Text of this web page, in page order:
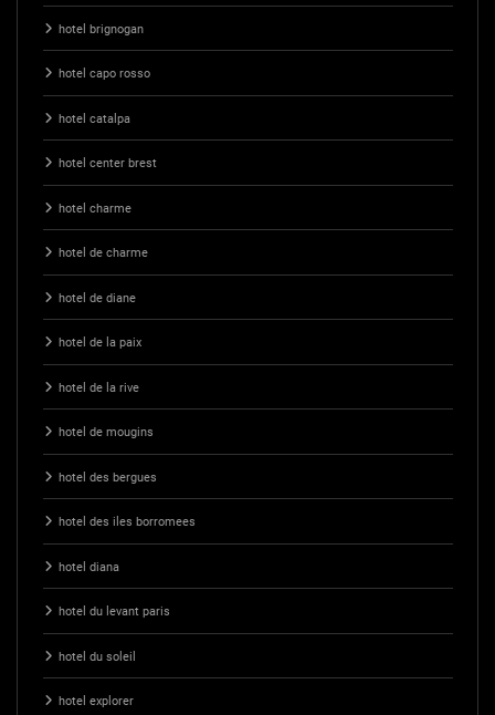
hotel brignogan
hotel capo rosso
hotel catalpa
hotel center brest
hotel charme
hotel de charme
hotel de diane
hotel de la paix
hotel de la rive
hotel de mougins
hotel des bergues
hotel des iles borromees
hotel diana
hotel du levant paris
hotel du soleil
hotel explorer